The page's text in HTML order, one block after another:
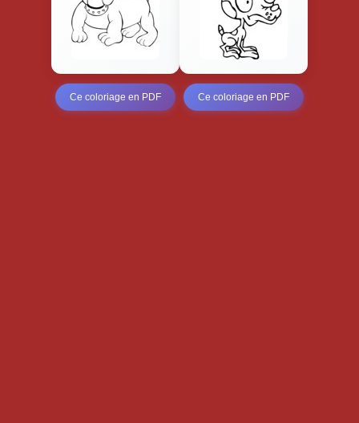
Ce coloriage en PDF Ce coloriage en PDF